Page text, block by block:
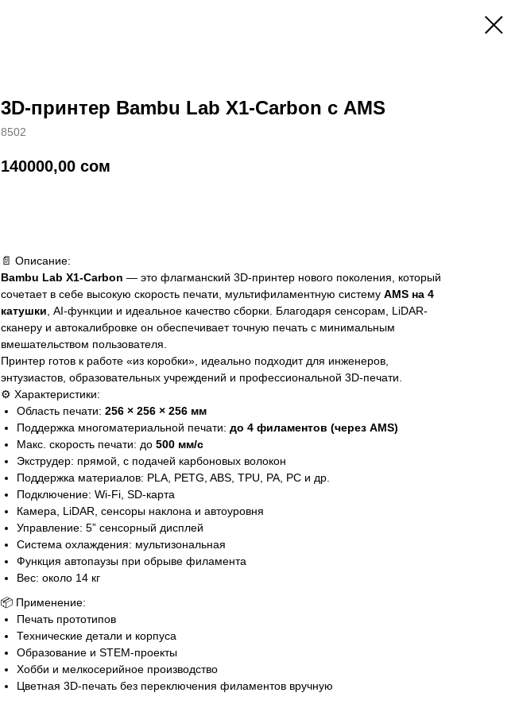
3D-принтер Bambu Lab X1-Carbon с AMS
8502
140000,00 сом
📄 Описание:
Bambu Lab X1-Carbon — это флагманский 3D-принтер нового поколения, который
сочетает в себе высокую скорость печати, мультифиламентную систему AMS на 4
катушки, AI-функции и идеальное качество сборки. Благодаря сенсорам, LiDAR-
сканеру и автокалибровке он обеспечивает точную печать с минимальным
вмешательством пользователя.
Принтер готов к работе «из коробки», идеально подходит для инженеров,
энтузиастов, образовательных учреждений и профессиональной 3D-печати.
⚙️ Характеристики:
Область печати: 256 × 256 × 256 мм
Поддержка многоматериальной печати: до 4 филаментов (через AMS)
Макс. скорость печати: до 500 мм/с
Экструдер: прямой, с подачей карбоновых волокон
Поддержка материалов: PLA, PETG, ABS, TPU, PA, PC и др.
Подключение: Wi-Fi, SD-карта
Камера, LiDAR, сенсоры наклона и автоуровня
Управление: 5” сенсорный дисплей
Система охлаждения: мультизональная
Функция автопаузы при обрыве филамента
Вес: около 14 кг
📦 Применение:
Печать прототипов
Технические детали и корпуса
Образование и STEM-проекты
Хобби и мелкосерийное производство
Цветная 3D-печать без переключения филаментов вручную